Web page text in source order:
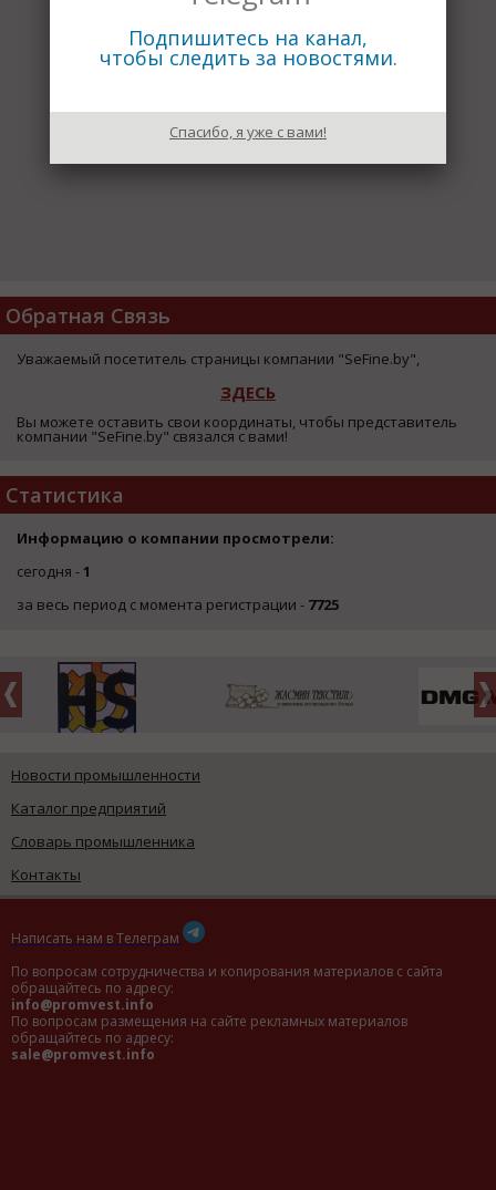
Обратная Связь
Уважаемый посетитель страницы компании "SeFine.by",
ЗДЕСЬ
Вы можете оставить свои координаты, чтобы представитель
компании "SeFine.by" связался с вами!
Статистика
Информацию о компании просмотрели:
сегодня -1
за весь период с момента регистрации - 7725
Новости промышленности
Каталог предприятий
Словарь промышленника
Контакты
Написать нам в Телеграм
По вопросам сотрудничества и копирования материалов с сайта
обращайтесь по адресу:
info@promvest.info
По вопросам размещения на сайте рекламных материалов
обращайтесь по адресу:
sale@promvest.info
Подпишитесь на канал,
чтобы следить за новостями.
Спасибо, я уже с вами!